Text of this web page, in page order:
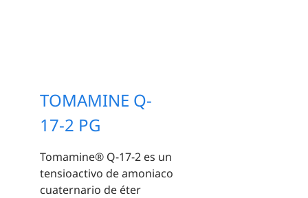
TOMAMINE Q-
17-2 PG
Tomamine® Q-17-2 es un
tensioactivo de amoniaco
cuaternario de éter